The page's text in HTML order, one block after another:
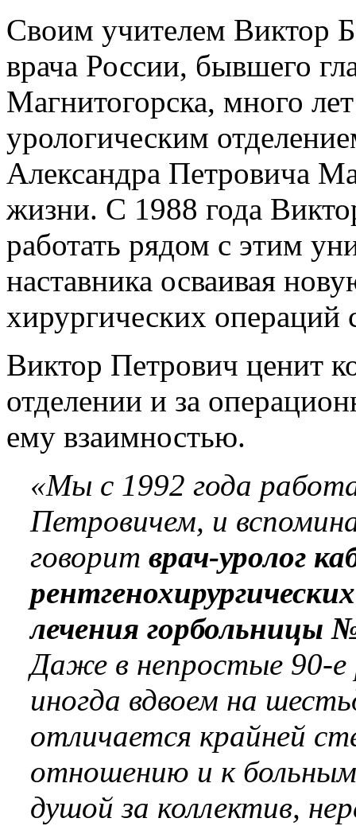
Своим учителем Виктор
врача России, бывшего
Магнитогорска, много
урологическим
Александра Петровича
жизни. С 1988 года
работать рядом с этим
наставника осваивая
хирургических
Виктор Петрович ценит
отделении и за
ему взаимностью.
«Мы с 1992 года
Петровичем, и
говорит врач-уролог
лечения горбольницы
Даже в непростые 90-е
иногда вдвоем на
отличается крайней
отношению и к
душой за коллектив,